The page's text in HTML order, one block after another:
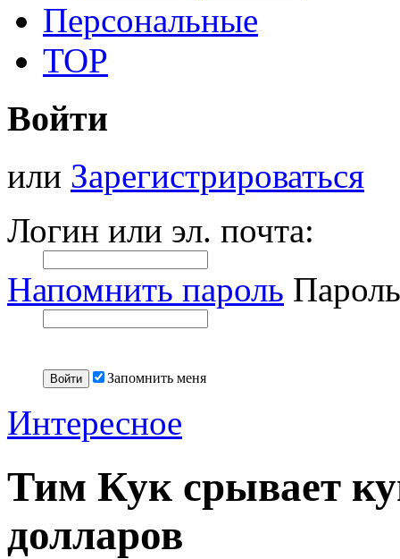
Персональные
TOP
Войти
или Зарегистрироваться
Логин или эл. почта:
Напомнить пароль
Запомнить меня
Интересное
Тим Кук срывает
долларов